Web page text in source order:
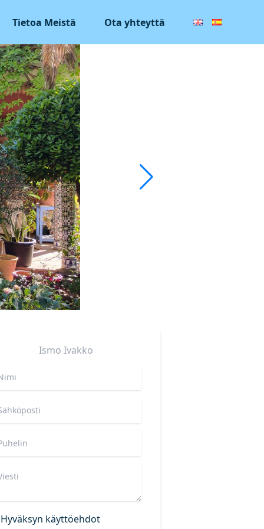
Tietoa Meistä Ota yhteyttä
Ismo Ivakko
Hyväksyn käyttöehdot